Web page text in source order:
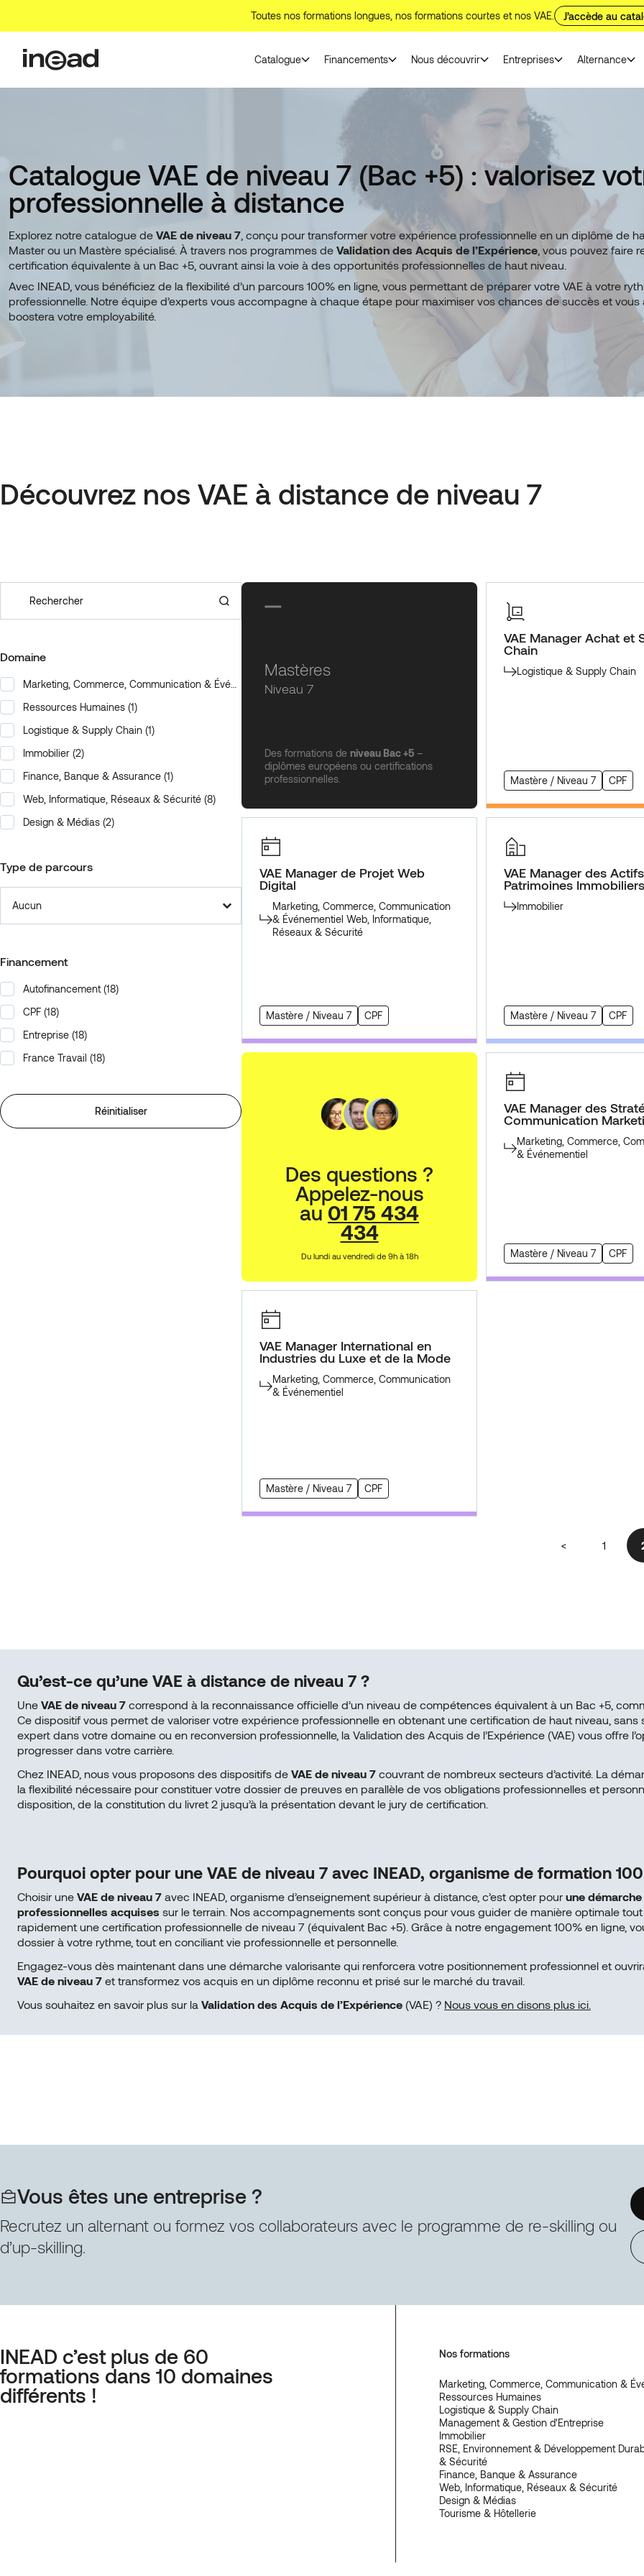
Toutes nos formations longues, nos formations courtes et nos VAE. J’accède au
Catalogue Financements Nous découvrir Entreprises Alternance
Catalogue VAE de niveau 7 (Bac +5) : valorisez
professionnelle à distance
Explorez notre catalogue de VAE de niveau 7 , conçu pour transformer votre expérience professionnelle en un diplôme de
Master ou un Mastère spécialisé. À travers nos programmes de Validation des Acquis de l’Expérience , vous pouvez faire
certification équivalente à un Bac +5, ouvrant ainsi la voie à des opportunités professionnelles de haut niveau.
Avec INEAD, vous bénéficiez de la flexibilité d’un parcours 100% en ligne, vous permettant de préparer votre VAE à votre
professionnelle. Notre équipe d’experts vous accompagne à chaque étape pour maximiser vos chances de succès et
boostera votre employabilité.
Découvrez nos VAE à distance de niveau 7
Domaine
Domaine
Marketing, Commerce, Communication & Événementiel
Ressources Humaines (1)
Logistique & Supply Chain (1)
Immobilier (2)
Finance, Banque & Assurance (1)
Web, Informatique, Réseaux & Sécurité (8)
Design & Médias (2)
Type de parcours
Financement
Financement
Autofinancement(18)
CPF (18)
Entreprise (18)
France Travail (18)
Réinitialiser
Mastères
Niveau 7
Des formations de niveau Bac +5 –
diplômes européens ou certifications
professionnelles.
VAE Manager Achat et
Chain
Logistique & Supply Chain
Mastère / Niveau 7 CPF
VAE Manager de Projet Web
Digital
Marketing, Commerce, Communication
& Événementiel Web, Informatique,
Réseaux & Sécurité
Mastère / Niveau 7 CPF
VAE Manager des
Patrimoines Immobiliers
Immobilier
Mastère / Niveau 7 CPF
Des questions ?
Appelez-nous
au01 75 434
434
Du lundi au vendredi de 9h à 18h
VAE Manager des
Communication
Marketing, Commerce,
& Événementiel
Mastère / Niveau 7 CPF
VAE Manager International en
Industries du Luxe et de la Mode
Marketing, Commerce, Communication
& Événementiel
Mastère / Niveau 7 CPF
< 1
Qu’est-ce qu’une VAE à distance de niveau 7 ?
Une VAE de niveau 7 correspond à la reconnaissance officielle d’un niveau de compétences équivalent à un Bac +5,
Ce dispositif vous permet de valoriser votre expérience professionnelle en obtenant une certification de haut niveau,
expert dans votre domaine ou en reconversion professionnelle, la Validation des Acquis de l’Expérience (VAE) vous offre
progresser dans votre carrière.
Chez INEAD, nous vous proposons des dispositifs de VAE de niveau 7 couvrant de nombreux secteurs d’activité. La
la flexibilité nécessaire pour constituer votre dossier de preuves en parallèle de vos obligations professionnelles et
disposition, de la constitution du livret 2 jusqu’à la présentation devant le jury de certification.
Pourquoi opter pour une VAE de niveau 7 avec INEAD, organisme de formation
Choisir une VAE de niveau 7 avec INEAD, organisme d’enseignement supérieur à distance, c’est opter pour une
professionnelles acquises sur le terrain. Nos accompagnements sont conçus pour vous guider de manière optimale
rapidement une certification professionnelle de niveau 7 (équivalent Bac +5). Grâce à notre engagement 100% en ligne,
dossier à votre rythme, tout en conciliant vie professionnelle et personnelle.
Engagez-vous dès maintenant dans une démarche valorisante qui renforcera votre positionnement professionnel et
VAE de niveau 7 et transformez vos acquis en un diplôme reconnu et prisé sur le marché du travail.
Vous souhaitez en savoir plus sur la Validation des Acquis de l’Expérience (VAE) ? Nous vous en disons plus ici.
Vous êtes une entreprise ?
Recrutez un alternant ou formez vos collaborateurs avec le programme de re-skilling ou
d’up-skilling.
INEAD c’est plus de 60
formations dans 10 domaines
différents !
Nos formations
Marketing, Commerce, Communication &
Ressources Humaines
Logistique & Supply Chain
Management & Gestion d'Entreprise
Immobilier
RSE, Environnement & Développement
& Sécurité
Finance, Banque & Assurance
Web, Informatique, Réseaux & Sécurité
Design & Médias
Tourisme & Hôtellerie